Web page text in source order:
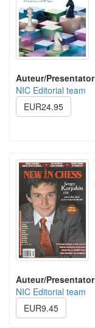
Auteur/Presentator
NIC Editorial team
EUR24.95
Auteur/Presentator
NIC Editorial team
EUR9.45